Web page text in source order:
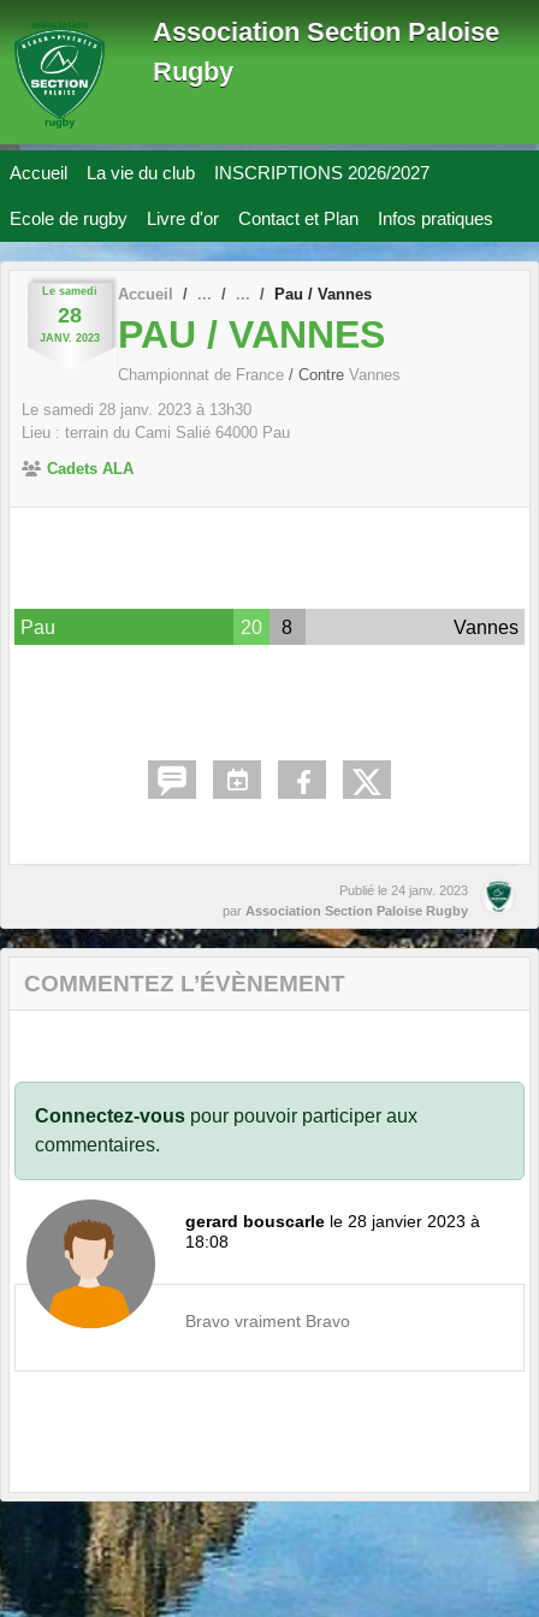
Association Section Paloise
Rugby
Accueil La vie du club INSCRIPTIONS 2026/2027
Ecole de rugby Livre d'or Contact et Plan Infos pratiques
Le samedi
28
JANV. 2023
Accueil Pau / Vannes
PAU / VANNES
Championnat de France / Contre Vannes
Le samedi 28 janv. 2023 à 13h30
Lieu : terrain du Cami Salié 64000 Pau
Cadets ALA
Pau 20 8 Vannes
Publié le 24 janv. 2023
par Association Section Paloise Rugby
COMMENTEZ L’ÉVÈNEMENT
Connectez-vous pour pouvoir participer aux
commentaires.
gerard bouscarle le 28 janvier 2023 à
18:08
Bravo vraiment Bravo